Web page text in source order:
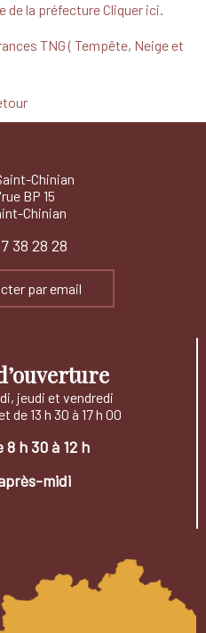
de la préfecture Cliquer ici.
TNG ( Tempête, Neige et
Chinian
BP 15
Chinian
38 28 28
par email
jeudi et vendredi
de 13 h 30 à 17 h 00
8 h 30 à 12 h
midi